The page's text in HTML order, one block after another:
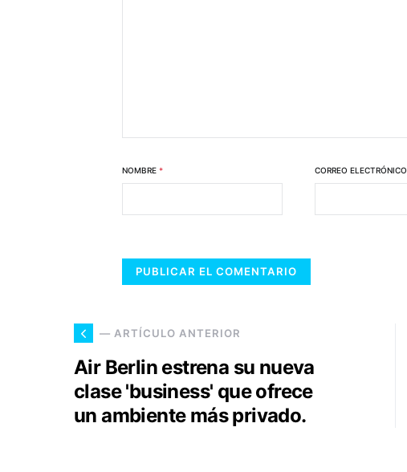
NOMBRE * CORREO ELECTRÓNICO
— ARTÍCULO ANTERIOR
Air Berlin estrena su nueva
clase 'business' que ofrece
un ambiente más privado.